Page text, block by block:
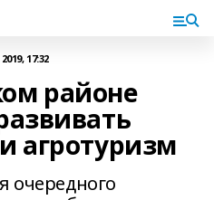
17:32
районе
агротуризм
очередного